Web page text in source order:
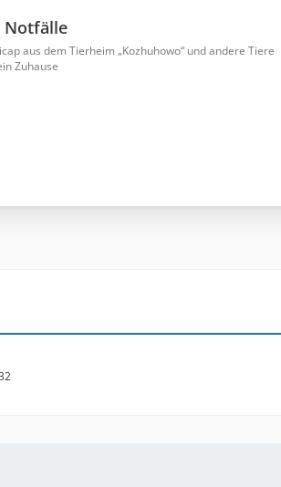
Notfälle
aus dem Tierheim „Kozhuhowo“ und andere Tiere
Zuhause